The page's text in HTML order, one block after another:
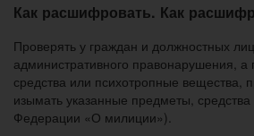
Как расшифровать. Как
Проверять у граждан и должностных
административного правонарушения,
средства или психотропные
изымать указанные предметы,
Федерации «О милиции»).